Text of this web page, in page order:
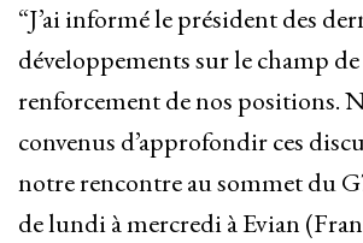
“J’ai informé le président des
développements sur le champ
renforcement de nos positions.
convenus d’approfondir ces
notre rencontre au sommet du
de lundi à mercredi à Evian